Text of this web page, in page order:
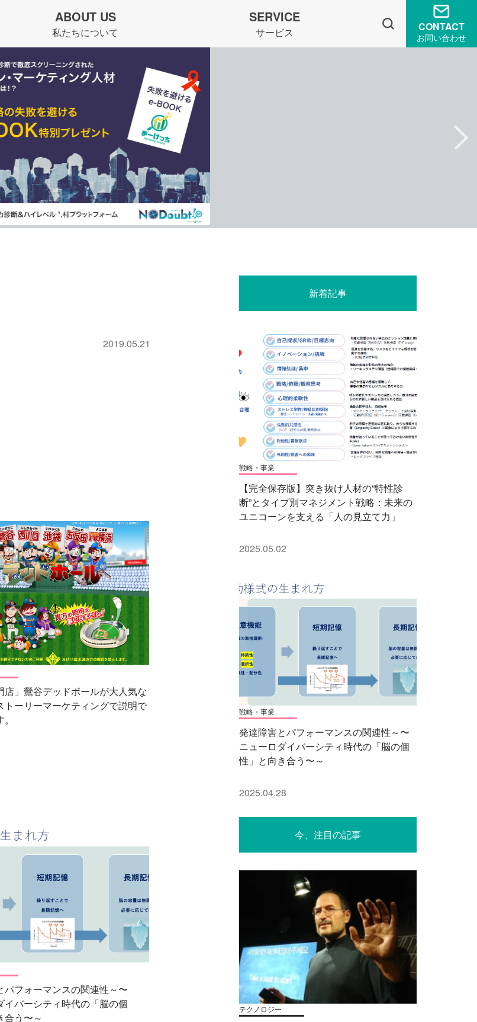
ABOUT US
私たちについて
SERVICE
サービス CONTACT
お問い合わせ
2019.05.21
店」鶯谷デッドボールが大人気な
トーリーマーケティングで説明で
パフォーマンスの関連性～〜
イバーシティ時代の「脳の個
合う〜～
新着記事
戦略・事業
【完全保存版】突き抜け人材の“特性診
断”とタイプ別マネジメント戦略：未来の
ユニコーンを支える「人の見立て力」
2025.05.02
戦略・事業
発達障害とパフォーマンスの関連性～〜
ニューロダイバーシティ時代の「脳の個
性」と向き合う〜～
2025.04.28
今、注目の記事
テクノロジー